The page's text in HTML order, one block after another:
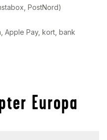
PostNord)
Apple Pay, kort, bank
Europa